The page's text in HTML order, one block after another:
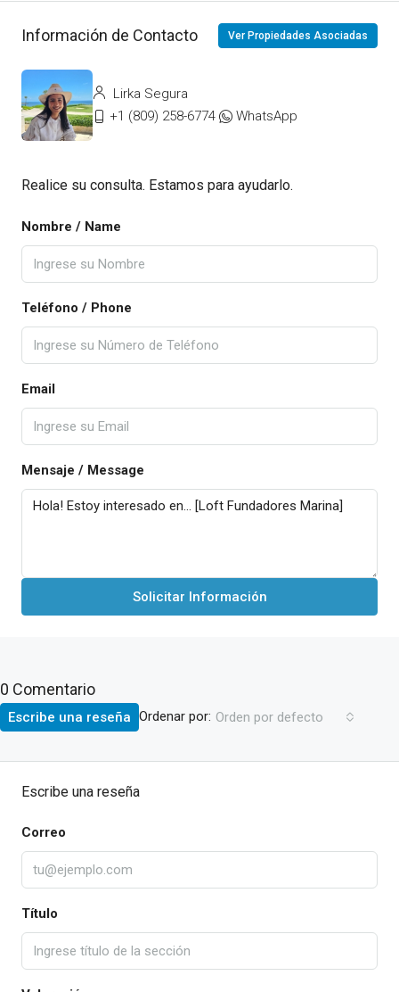
Información de Contacto Ver Propiedades Asociadas
Lirka Segura
+1 (809) 258-6774
WhatsApp
Realice su consulta. Estamos para ayudarlo.
Nombre / Name
Teléfono / Phone
Email
Mensaje / Message
Solicitar Información
0 Comentario
Ordenar por: Orden por defecto
Escribe una reseña
Escribe una reseña
Correo
Título